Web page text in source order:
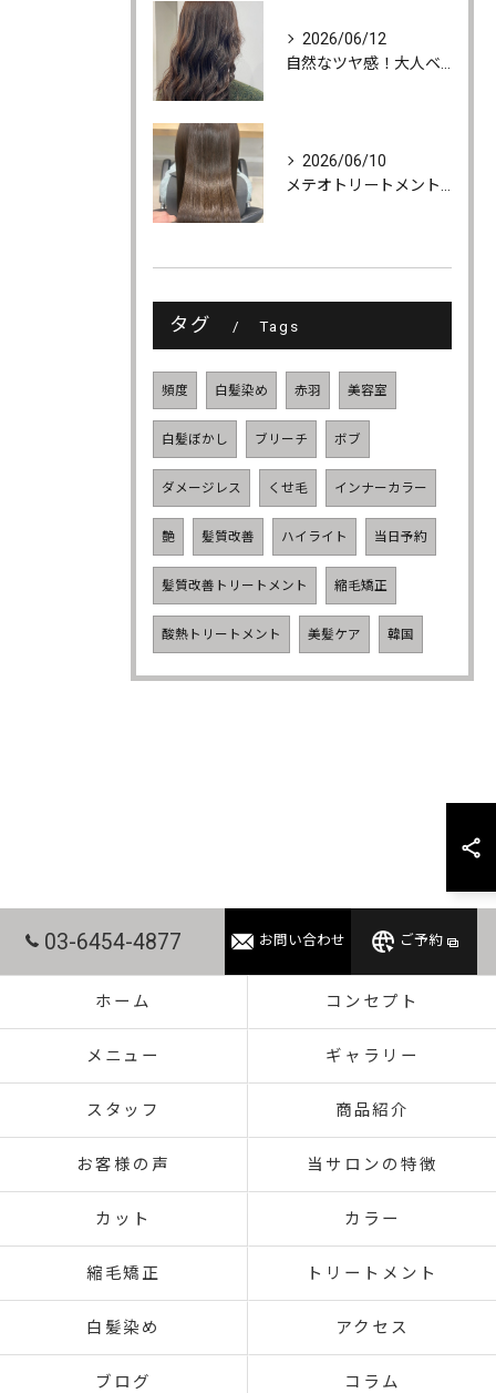
2026/06/12
自然なツヤ感！大人ベージュカラー
2026/06/10
メテオトリートメントでツヤ・柔らかさ・持続力UP
タグ Tags
頻度 白髪染め 赤羽 美容室
白髪ぼかし ブリーチ ボブ
ダメージレス くせ毛 インナーカラー
艶 髪質改善 ハイライト 当日予約
髪質改善トリートメント 縮毛矯正
酸熱トリートメント 美髪ケア 韓国
03-6454-4877 お問い合わせ ご予約
ホーム コンセプト
メニュー ギャラリー
スタッフ 商品紹介
お客様の声 当サロンの特徴
カット カラー
縮毛矯正 トリートメント
白髪染め アクセス
ブログ コラム